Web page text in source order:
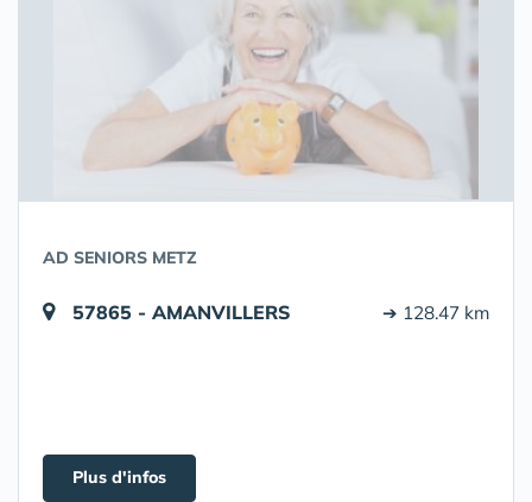
AD SENIORS METZ
57865 - AMANVILLERS ➔ 128.47 km
Plus d'infos